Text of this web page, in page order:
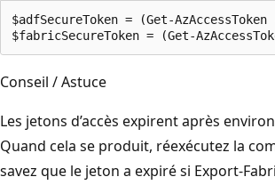
$adfSecureToken = (Get-
Conseil / Astuce
Les jetons d’accès expirent après
Quand cela se produit, réexécutez la
savez que le jeton a expiré si Export-